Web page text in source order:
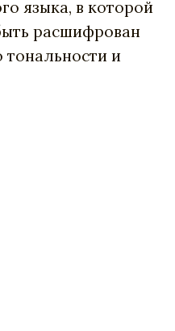
языка, в которой
расшифрован
тональности и